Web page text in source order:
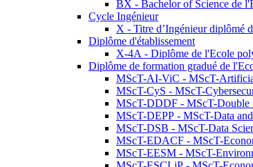
BX - Bachelor of Science de
Cycle Ingénieur
X - Titre d’Ingénieur diplômé
Diplôme d'établissement
X-4A - Diplôme de l'Ecole
Diplôme de formation gradué de
MScT-AI-ViC - MScT-
MScT-CyS - MScT-
MScT-DDDF - MScT-Double
MScT-DEPP - MScT-Data
MScT-DSB - MScT-Data
MScT-EDACF - MScT-
MScT-EESM - MScT-